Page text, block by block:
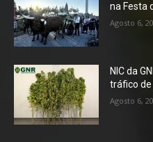
na Festa
Agosto 6,
NIC da
tráfico de
Agosto 6,